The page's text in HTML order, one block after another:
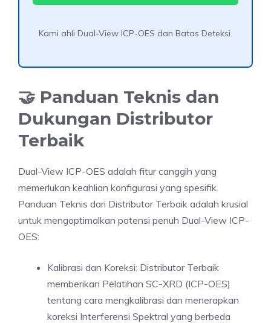
Kami ahli Dual-View ICP-OES dan Batas Deteksi.
🤝 Panduan Teknis dan
Dukungan Distributor
Terbaik
Dual-View ICP-OES adalah fitur canggih yang
memerlukan keahlian konfigurasi yang spesifik.
Panduan Teknis dari Distributor Terbaik adalah krusial
untuk mengoptimalkan potensi penuh Dual-View ICP-
OES:
Kalibrasi dan Koreksi: Distributor Terbaik
memberikan Pelatihan SC-XRD (ICP-OES)
tentang cara mengkalibrasi dan menerapkan
koreksi Interferensi Spektral yang berbeda